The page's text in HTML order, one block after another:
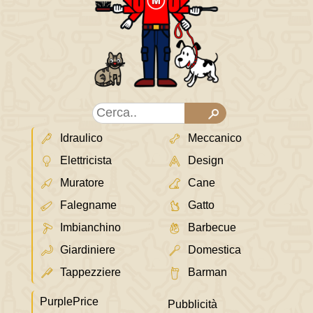
Idraulico
Elettricista
Muratore
Falegname
Imbianchino
Giardiniere
Tappezziere
Meccanico
Design
Cane
Gatto
Barbecue
Domestica
Barman
PurplePrice Pubblicità